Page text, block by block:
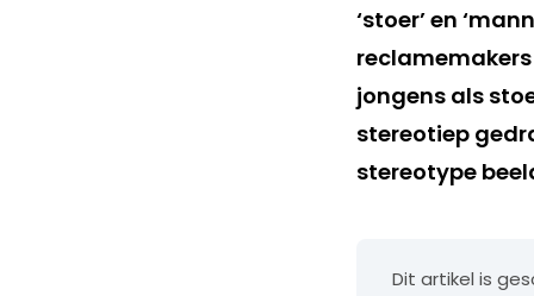
‘stoer’ en
jongens als
stereotiep
stereotype
Dit artikel is